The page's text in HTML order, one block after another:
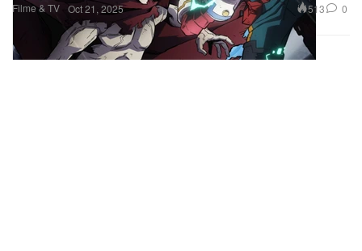
Filme & TV Oct 21, 2025 513 0